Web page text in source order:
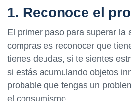
1. Reconoce el
El primer paso para superar la
compras es reconocer que
tienes deudas, si te sientes
si estás acumulando objetos
probable que tengas un
el consumismo.